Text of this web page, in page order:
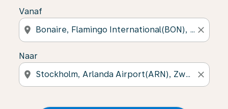
Vanaf
location_on close
Naar
location_on close